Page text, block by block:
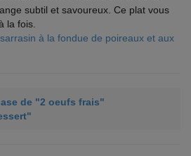
subtil et savoureux. Ce plat vous
la fois.
à la fondue de poireaux et aux
de "2 oeufs frais"